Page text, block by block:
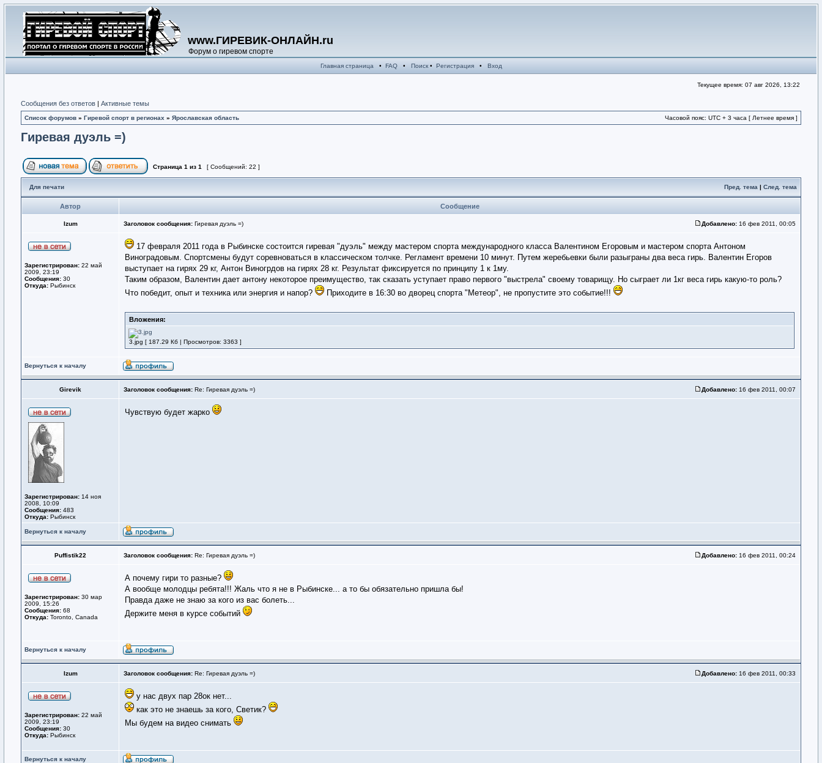
www.ГИРЕВИК-ОНЛАЙН.ru
Форум о гиревом спорте
Главная страница • FAQ• Поиск• Регистрация• Вход
Текущее время: 07 авг 2026, 13:22
Сообщения без ответов | Активные темы
Список форумов » Гиревой спорт в регионах » Ярославская область Часовой пояс: UTC + 3 часа [ Летнее время ]
Гиревая дуэль =)
Страница 1 из 1 [ Сообщений: 22 ]
Для печати Пред. тема | След. тема
Автор Сообщение
Izum Заголовок сообщения: Гиревая дуэль =) Добавлено: 16 фев 2011, 00:05
Зарегистрирован: 22 май
2009, 23:19
Сообщения: 30
Откуда: Рыбинск
17 февраля 2011 года в Рыбинске состоится гиревая "дуэль" между мастером спорта международного класса Валентином Егоровым и мастером спорта Антоном
Виноградовым. Спортсмены будут соревноваться в классическом толчке. Регламент времени 10 минут. Путем жеребьевки были разыграны два веса гирь. Валентин Егоров
выступает на гирях 29 кг, Антон Виногрдов на гирях 28 кг. Результат фиксируется по принципу 1 к 1му.
Таким образом, Валентин дает антону некоторое преимущество, так сказать уступает право первого "выстрела" своему товарищу. Но сыграет ли 1кг веса гирь какую-то роль?
Что победит, опыт и техника или энергия и напор?
Приходите в 16:30 во дворец спорта "Метеор", не пропустите это событие!!!
Вложения:
3.jpg [ 187.29 Кб | Просмотров: 3363 ]
Вернуться к началу
Girevik Заголовок сообщения: Re: Гиревая дуэль =) Добавлено: 16 фев 2011, 00:07
Зарегистрирован: 14 ноя
2008, 10:09
Сообщения: 483
Откуда: Рыбинск
Чувствую будет жарко
Вернуться к началу
Puffistik22 Заголовок сообщения: Re: Гиревая дуэль =) Добавлено: 16 фев 2011, 00:24
Зарегистрирован: 30 мар
2009, 15:26
Сообщения: 68
Откуда: Toronto, Canada
А почему гири то разные?
А вообще молодцы ребята!!! Жаль что я не в Рыбинске... а то бы обязательно пришла бы!
Правда даже не знаю за кого из вас болеть...
Держите меня в курсе событий
Вернуться к началу
Izum Заголовок сообщения: Re: Гиревая дуэль =) Добавлено: 16 фев 2011, 00:33
Зарегистрирован: 22 май
2009, 23:19
Сообщения: 30
Откуда: Рыбинск
у нас двух пар 28ок нет...
как это не знаешь за кого, Светик?
Мы будем на видео снимать
Вернуться к началу